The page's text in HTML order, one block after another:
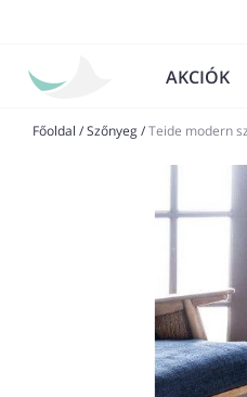
AKCIÓK
Főoldal /Szőnyeg/Teide modern